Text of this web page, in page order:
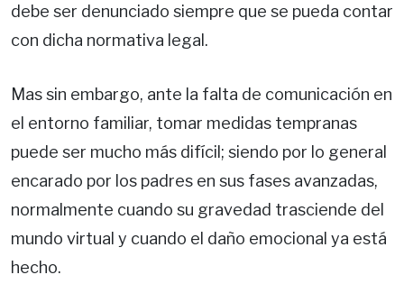
debe ser denunciado siempre que se pueda contar
con dicha normativa legal.
Mas sin embargo, ante la falta de comunicación en
el entorno familiar, tomar medidas tempranas
puede ser mucho más difícil; siendo por lo general
encarado por los padres en sus fases avanzadas,
normalmente cuando su gravedad trasciende del
mundo virtual y cuando el daño emocional ya está
hecho.